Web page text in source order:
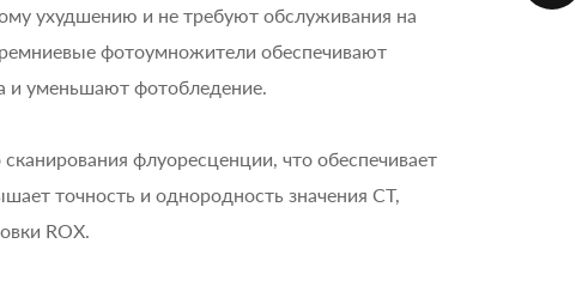
ухудшению и не требуют обслуживания на
фотоумножители обеспечивают
и уменьшают фотобледение.
флуоресценции, что обеспечивает
точность и однородность значения CT,
ROX.